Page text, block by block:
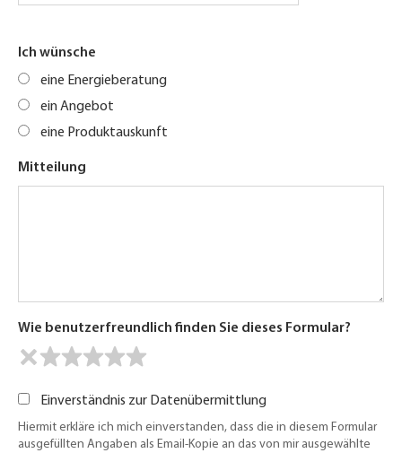
Ich wünsche
eine Energieberatung
ein Angebot
eine Produktauskunft
Mitteilung
Wie benutzerfreundlich finden Sie dieses Formular?
Einverständnis zur Datenübermittlung
Hiermit erkläre ich mich einverstanden, dass die in diesem Formular
ausgefüllten Angaben als Email-Kopie an das von mir ausgewählte